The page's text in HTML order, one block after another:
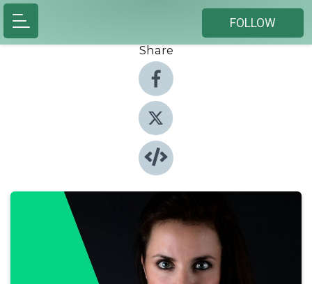
FOLLOW
Share